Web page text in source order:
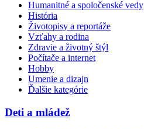
Humanitné a spoločenské vedy
História
Životopisy a reportáže
Vzťahy a rodina
Zdravie a životný štýl
Počítače a internet
Hobby
Umenie a dizajn
Ďalšie kategórie
Deti a mládež